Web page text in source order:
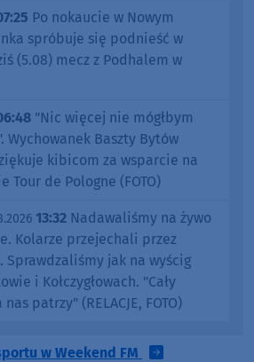
Po nokaucie w Nowym
spróbuje się podnieść w
(5.08) mecz z Podhalem w
"Nic więcej nie mógłbym
Wychowanek Baszty Bytów
kibicom za wsparcie na
Tour de Pologne (FOTO)
13:32 Nadawaliśmy na żywo
Kolarze przejechali przez
jak na wyścig
i Kołczygłowach. "Cały
patrzy" (RELACJE, FOTO)
w Weekend FM